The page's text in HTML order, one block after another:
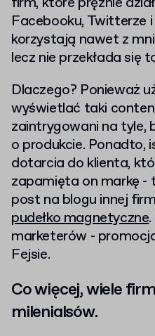
Facebooku, Twitterze
korzystają nawet z
lecz nie przekłada się
Dlaczego? Ponieważ
wyświetlać taki
zaintrygowani na tyle,
o produkcie. Ponadto,
dotarcia do klienta,
zapamięta on markę -
post na blogu innej
pudełko magnetyczne
marketerów -
Fejsie.
Co więcej, wiele
milenialsów.